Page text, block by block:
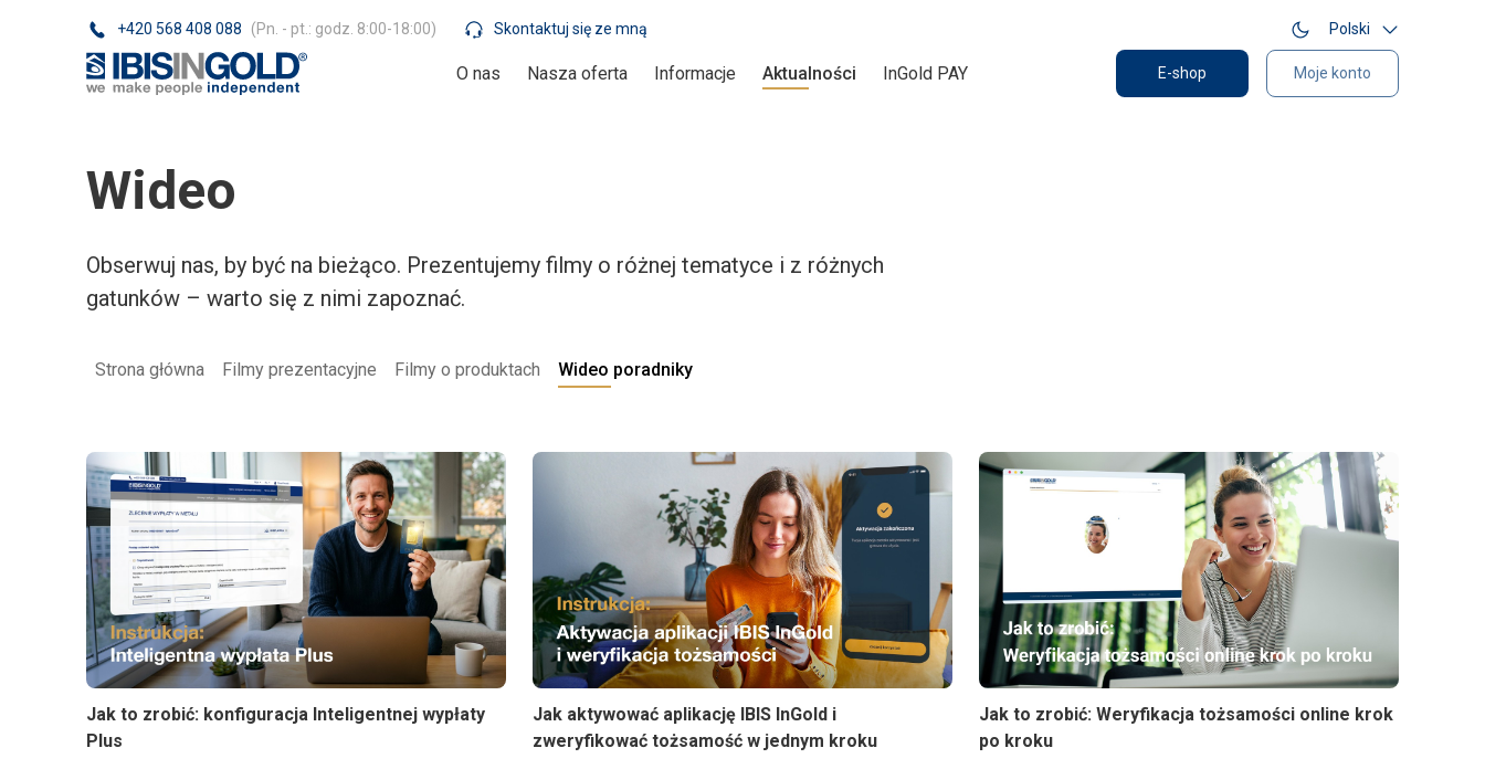
+420 568 408 088 (Pn. - pt.: godz. 8:00-18:00) Skontaktuj się ze mną Polski
O nas Nasza oferta Informacje Aktualności InGold PAY E-shop Moje konto
Wideo
Obserwuj nas, by być na bieżąco. Prezentujemy filmy o różnej tematyce i z różnych
gatunków – warto się z nimi zapoznać.
Strona główna Filmy prezentacyjne Filmy o produktach Wideo poradniky
Jak to zrobić: konfiguracja Inteligentnej wypłaty
Plus
Jak aktywować aplikację IBIS InGold i
zweryfikować tożsamość w jednym kroku
Jak to zrobić: Weryfikacja tożsamości online krok
po kroku